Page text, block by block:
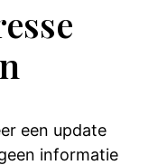
een update
informatie